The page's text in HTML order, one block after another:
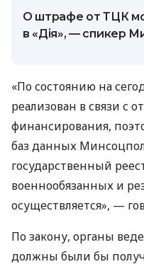
О штрафе от ТЦК
в «Дія», — спикер
«По состоянию на
реализован в связи с
финансирования,
баз данных
государственный
военнообязанных и
осуществляется», —
По закону, органы
должны были бы